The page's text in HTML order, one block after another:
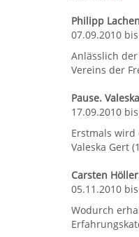
Philipp
07.09.2010
Anlässlich
Vereins der
Pause.
17.09.2010
Erstmals
Valeska Gert
Carsten
05.11.2010
Wodurch